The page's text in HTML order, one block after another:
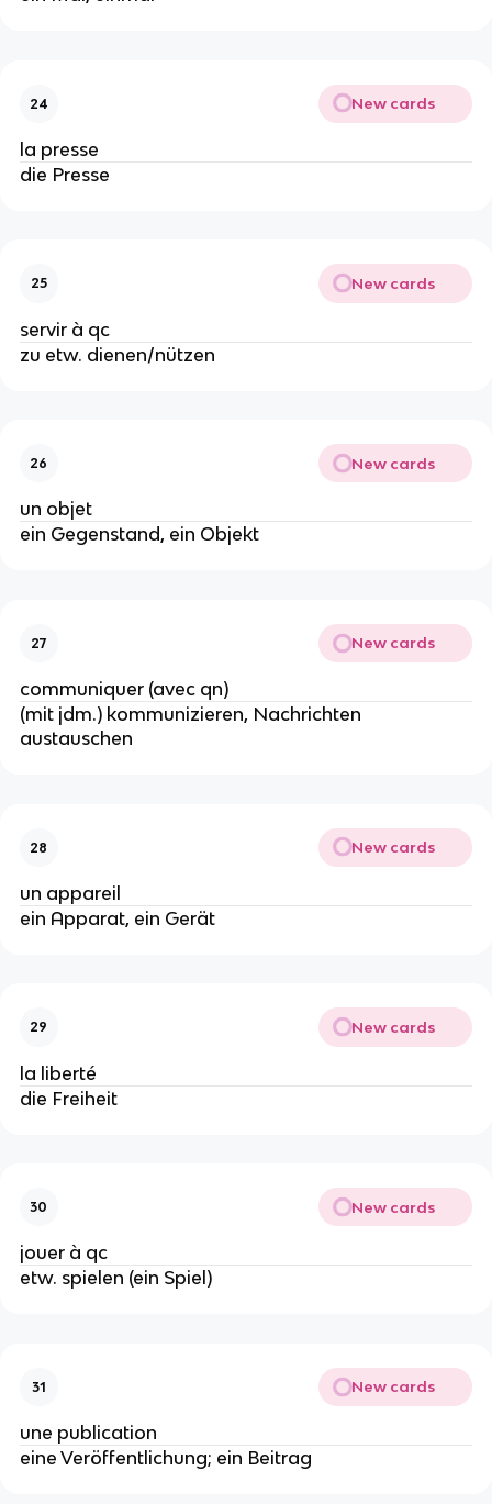
24 New cards
la presse
die Presse
25 New cards
servir à qc
zu etw. dienen/nützen
26 New cards
un objet
ein Gegenstand, ein Objekt
27 New cards
communiquer (avec qn)
(mit jdm.) kommunizieren, Nachrichten
austauschen
28 New cards
un appareil
ein Apparat, ein Gerät
29 New cards
la liberté
die Freiheit
30 New cards
jouer à qc
etw. spielen (ein Spiel)
31 New cards
une publication
eine Veröffentlichung; ein Beitrag